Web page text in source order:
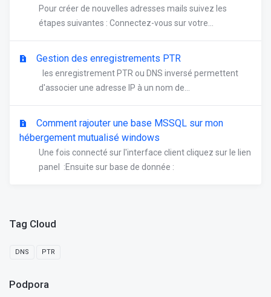
Pour créer de nouvelles adresses mails suivez les
étapes suivantes : Connectez-vous sur votre...
Gestion des enregistrements PTR
les enregistrement PTR ou DNS inversé permettent
d'associer une adresse IP à un nom de...
Comment rajouter une base MSSQL sur mon
hébergement mutualisé windows
Une fois connecté sur l'interface client cliquez sur le lien
panel :Ensuite sur base de donnée :
Tag Cloud
DNS PTR
Podpora